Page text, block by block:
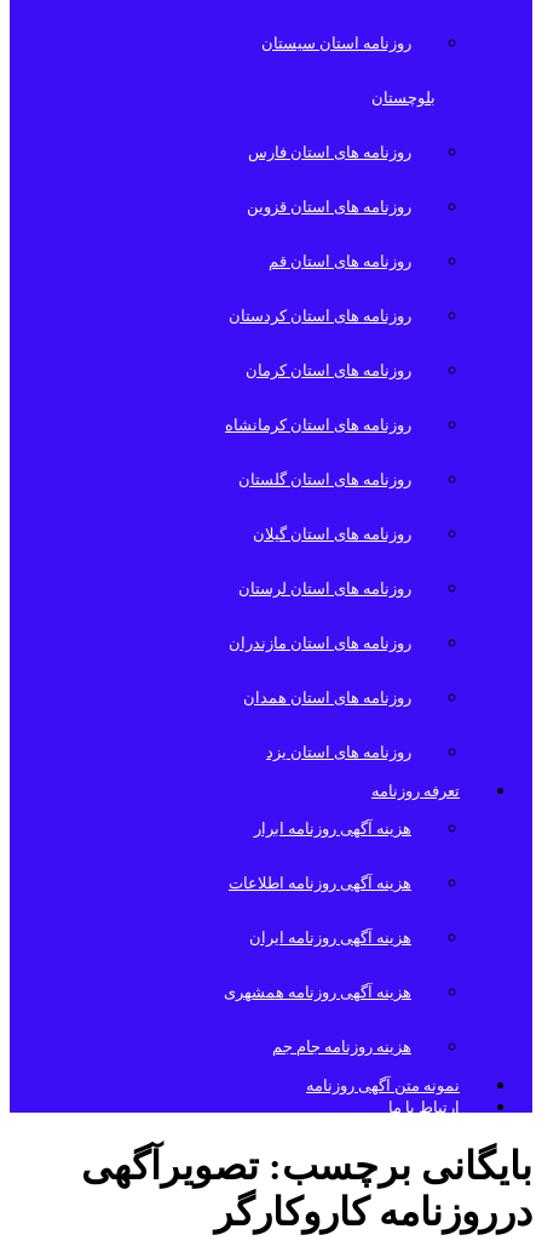
روزنامه استان سیستان
بلوچستان
روزنامه های استان فارس
روزنامه های استان قزوین
روزنامه های استان قم
روزنامه های استان کردستان
روزنامه های استان کرمان
روزنامه های استان کرمانشاه
روزنامه های استان گلستان
روزنامه های استان گیلان
روزنامه های استان لرستان
روزنامه های استان مازندران
روزنامه های استان همدان
روزنامه های استان یزد
تعرفه روزنامه
هزینه آگهی روزنامه ابرار
هزینه آگهی روزنامه اطلاعات
هزینه آگهی روزنامه ایران
هزینه آگهی روزنامه همشهری
هزینه روزنامه جام جم
نمونه متن آگهی روزنامه
ارتباط با ما
بایگانی برچسب:تصویرآگهی
درروزنامه کاروکارگر